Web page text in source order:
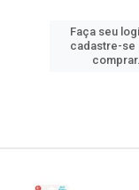
Faça seu
cadastre-se
comprar.